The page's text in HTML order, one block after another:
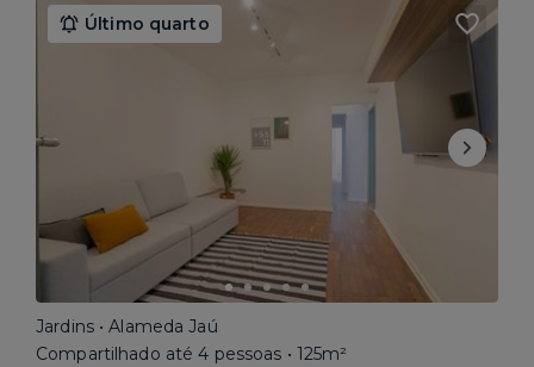
Último quarto
Jardins • Alameda Jaú
Compartilhado até 4 pessoas • 125m²